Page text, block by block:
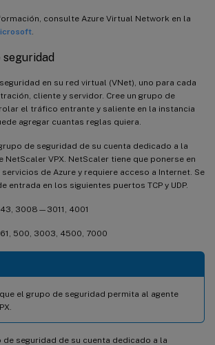
consulte Azure Virtual Network en la
en su red virtual (VNet), uno para cada
cliente y servidor. Cree un grupo de
el tráfico entrante y saliente en la instancia
agregar cuantas reglas quiera.
de seguridad de su cuenta dedicado a la
NetScaler VPX. NetScaler tiene que ponerse en
de Azure y requiere acceso a Internet. Se
entrada en los siguientes puertos TCP y UDP.
3008—3011, 4001
500, 3003, 4500, 7000
el grupo de seguridad permita al agente
de seguridad de su cuenta dedicado a la